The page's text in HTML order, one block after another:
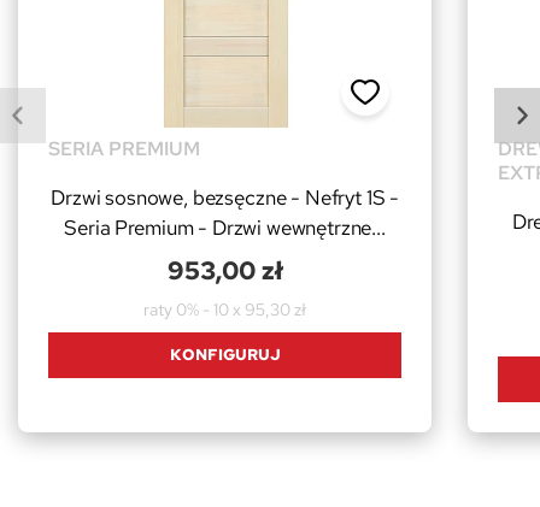
SERIA PREMIUM
Drzwi sosnowe, bezsęczne - Nefryt 1S -
Seria Premium - Drzwi wewnętrzne...
953,00 zł
raty 0% - 10 x 95,30 zł
KONFIGURUJ